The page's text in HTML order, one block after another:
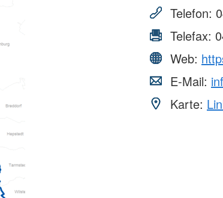
Telefon:
Telefax:
Web:
E-Mail:
Karte: